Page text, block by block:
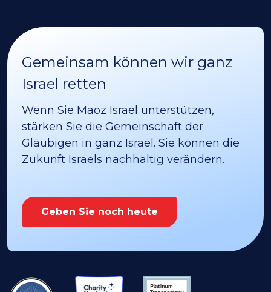
Gemeinsam können wir ganz
Israel retten
Wenn Sie Maoz Israel unterstützen,
stärken Sie die Gemeinschaft der
Gläubigen in ganz Israel. Sie können die
Zukunft Israels nachhaltig verändern.
Geben Sie noch heute